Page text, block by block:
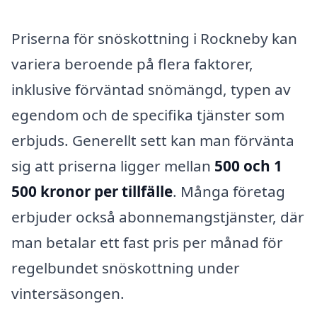
Priserna för snöskottning i Rockneby kan
variera beroende på flera faktorer,
inklusive förväntad snömängd, typen av
egendom och de specifika tjänster som
erbjuds. Generellt sett kan man förvänta
sig att priserna ligger mellan 500 och 1
500 kronor per tillfälle. Många företag
erbjuder också abonnemangstjänster, där
man betalar ett fast pris per månad för
regelbundet snöskottning under
vintersäsongen.